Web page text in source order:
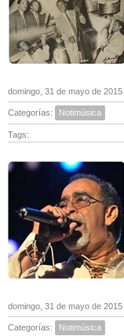
domingo, 31 de mayo de 2015
Categorías: Notimúsica
Tags:
domingo, 31 de mayo de 2015
Categorías: Notimúsica